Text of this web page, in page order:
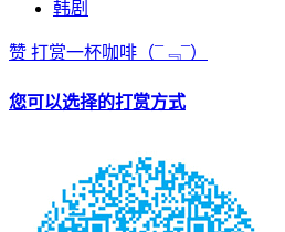
韩剧
赞 打赏一杯咖啡 （¯﹃¯）
您可以选择的打赏方式